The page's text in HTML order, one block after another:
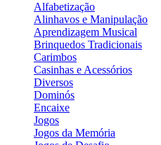
Alfabetização
Alinhavos e Manipulação
Aprendizagem Musical
Brinquedos Tradicionais
Carimbos
Casinhas e Acessórios
Diversos
Dominós
Encaixe
Jogos
Jogos da Memória